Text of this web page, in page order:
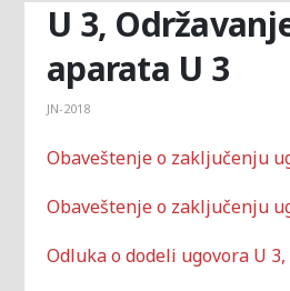
U 3,
aparata U 3
JN-2018
Obaveštenje o zaključenju
Obaveštenje o zaključenju
Odluka o dodeli ugovora U